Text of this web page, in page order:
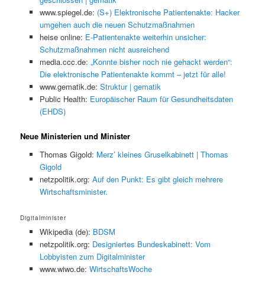
www.spiegel.de: (S+) Elektronische Patientenakte: Hacker
umgehen auch die neuen Schutzmaßnahmen
heise online: E-Patientenakte weiterhin unsicher:
Schutzmaßnahmen nicht ausreichend
media.ccc.de: „Konnte bisher noch nie gehackt werden“:
Die elektronische Patientenakte kommt – jetzt für alle!
www.gematik.de: Struktur | gematik
Public Health: Europäischer Raum für Gesundheitsdaten
(EHDS)
Neue Ministerien und Minister
Thomas Gigold: Merz’ kleines Gruselkabinett | Thomas
Gigold
netzpolitik.org: Auf den Punkt: Es gibt gleich mehrere
Wirtschaftsminister.
Digitalminister
Wikipedia (de): BDSM
netzpolitik.org: Designiertes Bundeskabinett: Vom
Lobbyisten zum Digitalminister
www.wiwo.de: WirtschaftsWoche